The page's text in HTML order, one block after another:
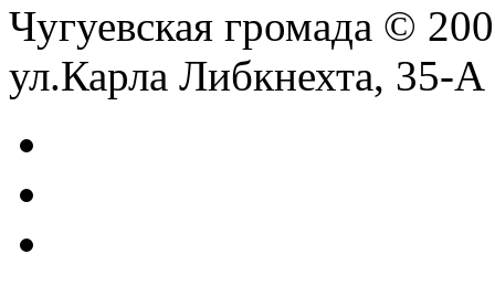
Чугуевская громада ©
ул.Карла Либкнехта, 35-А